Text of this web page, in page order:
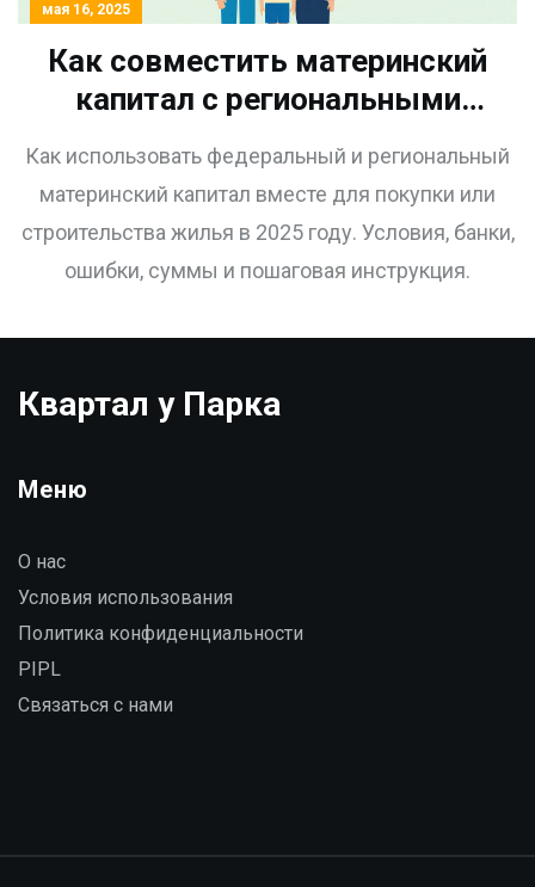
мая 16, 2025
Как совместить материнский
капитал с региональными
субсидиями на жилье в 2025
году
Как использовать федеральный и региональный
материнский капитал вместе для покупки или
строительства жилья в 2025 году. Условия, банки,
ошибки, суммы и пошаговая инструкция.
Квартал у Парка
Меню
О нас
Условия использования
Политика конфиденциальности
PIPL
Связаться с нами